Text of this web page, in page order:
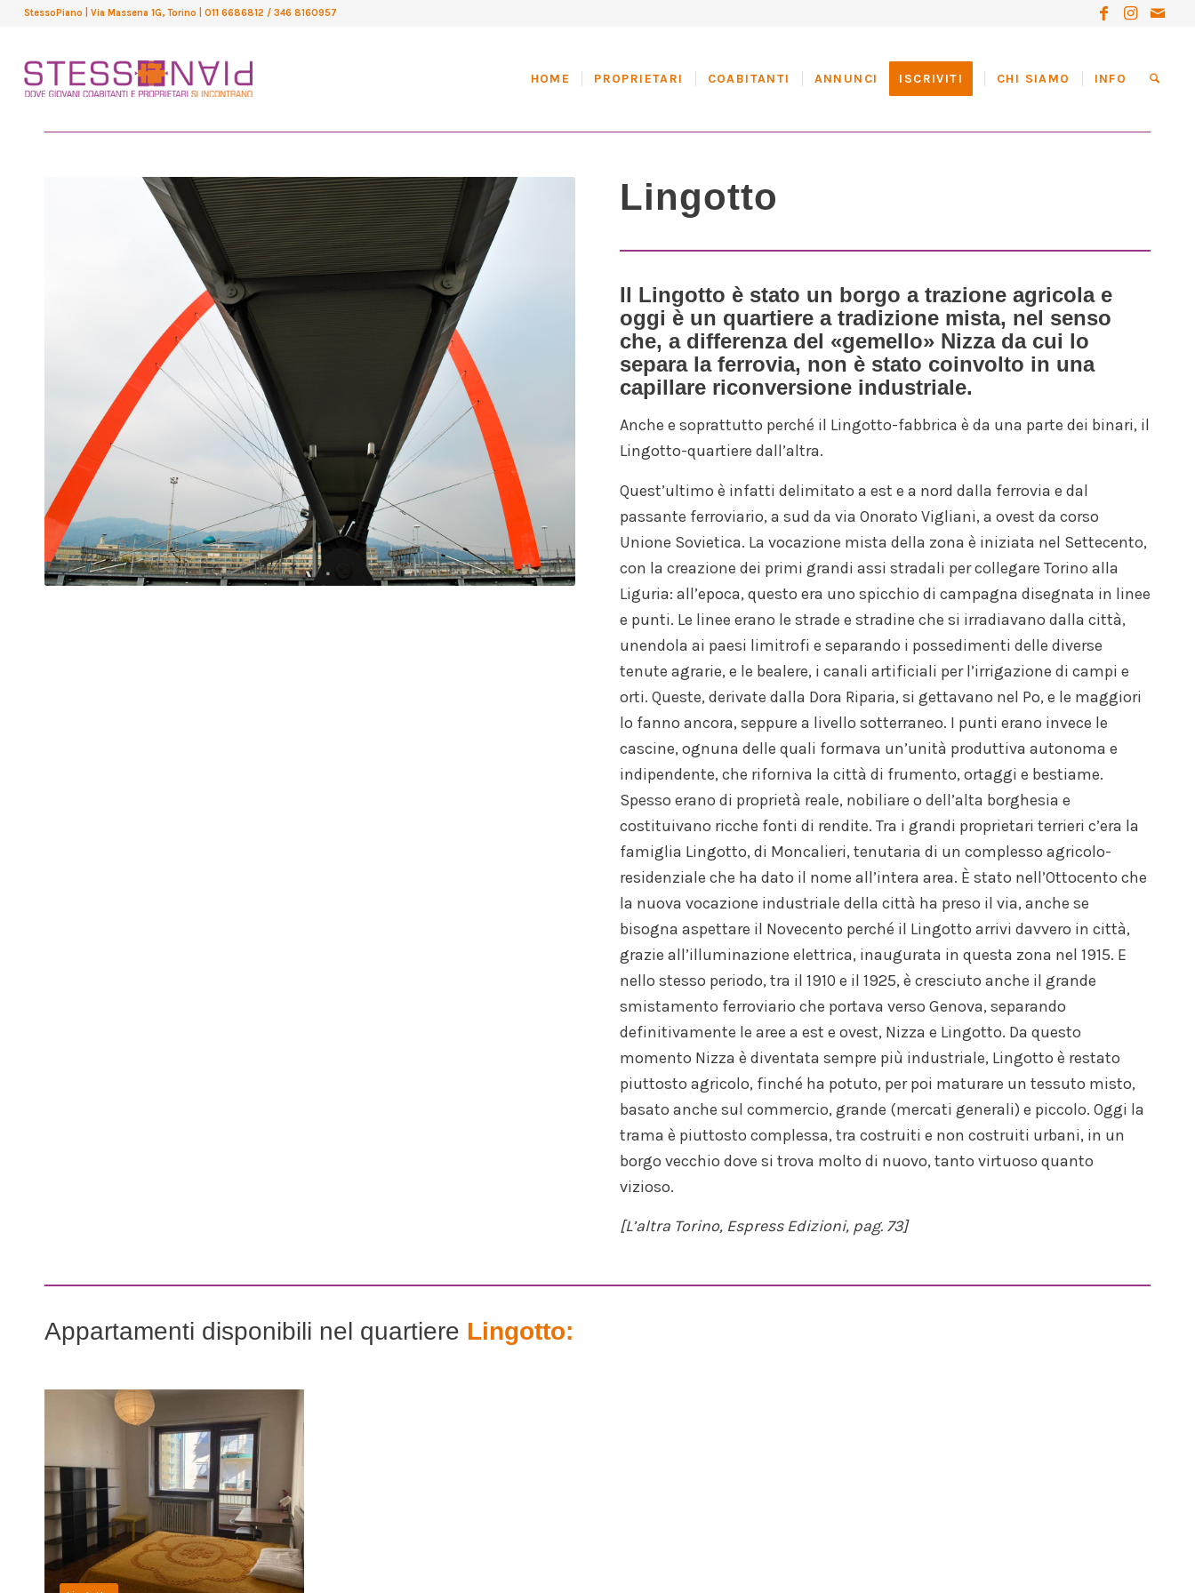
StessoPiano | Via Massena 1G, Torino | 011 6686812 / 346 8160957
HOME PROPRIETARI COABITANTI ANNUNCI ISCRIVITI CHI SIAMO INFO
Lingotto
Il Lingotto è stato un borgo a trazione agricola e
oggi è un quartiere a tradizione mista, nel senso
che, a differenza del «gemello» Nizza da cui lo
separa la ferrovia, non è stato coinvolto in una
capillare riconversione industriale.
Anche e soprattutto perché il Lingotto-fabbrica è da una parte dei binari, il
Lingotto-quartiere dall’altra.
Quest’ultimo è infatti delimitato a est e a nord dalla ferrovia e dal
passante ferroviario, a sud da via Onorato Vigliani, a ovest da corso
Unione Sovietica. La vocazione mista della zona è iniziata nel Settecento,
con la creazione dei primi grandi assi stradali per collegare Torino alla
Liguria: all’epoca, questo era uno spicchio di campagna disegnata in linee
e punti. Le linee erano le strade e stradine che si irradiavano dalla città,
unendola ai paesi limitrofi e separando i possedimenti delle diverse
tenute agrarie, e le bealere, i canali artificiali per l’irrigazione di campi e
orti. Queste, derivate dalla Dora Riparia, si gettavano nel Po, e le maggiori
lo fanno ancora, seppure a livello sotterraneo. I punti erano invece le
cascine, ognuna delle quali formava un’unità produttiva autonoma e
indipendente, che riforniva la città di frumento, ortaggi e bestiame.
Spesso erano di proprietà reale, nobiliare o dell’alta borghesia e
costituivano ricche fonti di rendite. Tra i grandi proprietari terrieri c’era la
famiglia Lingotto, di Moncalieri, tenutaria di un complesso agricolo-
residenziale che ha dato il nome all’intera area. È stato nell’Ottocento che
la nuova vocazione industriale della città ha preso il via, anche se
bisogna aspettare il Novecento perché il Lingotto arrivi davvero in città,
grazie all’illuminazione elettrica, inaugurata in questa zona nel 1915. E
nello stesso periodo, tra il 1910 e il 1925, è cresciuto anche il grande
smistamento ferroviario che portava verso Genova, separando
definitivamente le aree a est e ovest, Nizza e Lingotto. Da questo
momento Nizza è diventata sempre più industriale, Lingotto è restato
piuttosto agricolo, finché ha potuto, per poi maturare un tessuto misto,
basato anche sul commercio, grande (mercati generali) e piccolo. Oggi la
trama è piuttosto complessa, tra costruiti e non costruiti urbani, in un
borgo vecchio dove si trova molto di nuovo, tanto virtuoso quanto
vizioso.
[L’altra Torino, Espress Edizioni, pag. 73]
Appartamenti disponibili nel quartiere Lingotto: